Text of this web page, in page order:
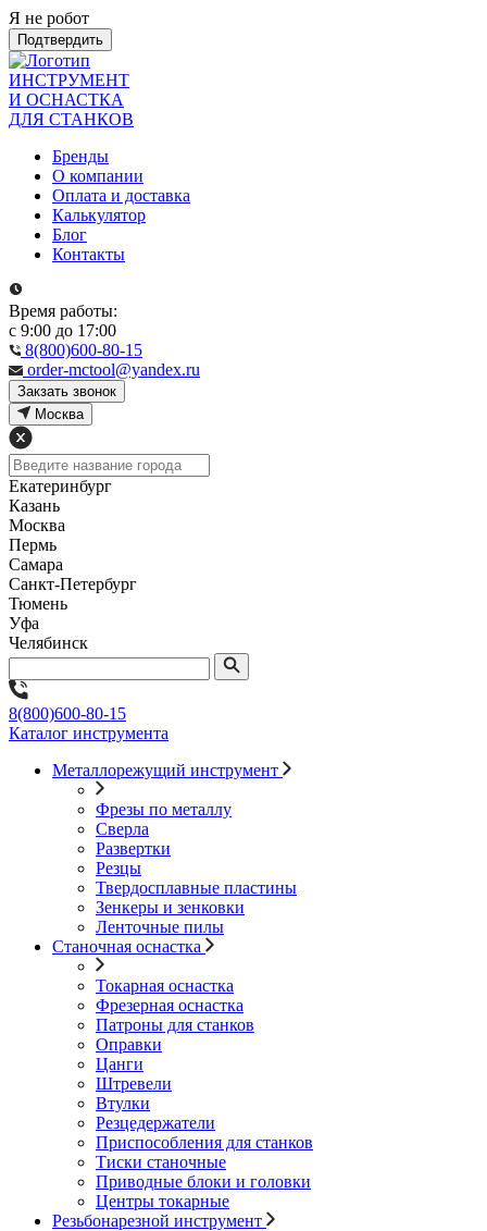
Я не робот
Подтвердить
ИНСТРУМЕНТ
И ОСНАСТКА
ДЛЯ СТАНКОВ
Бренды
О компании
Оплата и доставка
Калькулятор
Блог
Контакты
Время работы:
с 9:00 до 17:00
8(800)600-80-15
order-mctool@yandex.ru
Закзать звонок
Москва
Екатеринбург
Казань
Москва
Пермь
Самара
Санкт-Петербург
Тюмень
Уфа
Челябинск
8(800)600-80-15
Каталог инструмента
Металлорежущий инструмент
Фрезы по металлу
Сверла
Развертки
Резцы
Твердосплавные пластины
Зенкеры и зенковки
Ленточные пилы
Станочная оснастка
Токарная оснастка
Фрезерная оснастка
Патроны для станков
Оправки
Цанги
Штревели
Втулки
Резцедержатели
Приспособления для станков
Тиски станочные
Приводные блоки и головки
Центры токарные
Резьбонарезной инструмент